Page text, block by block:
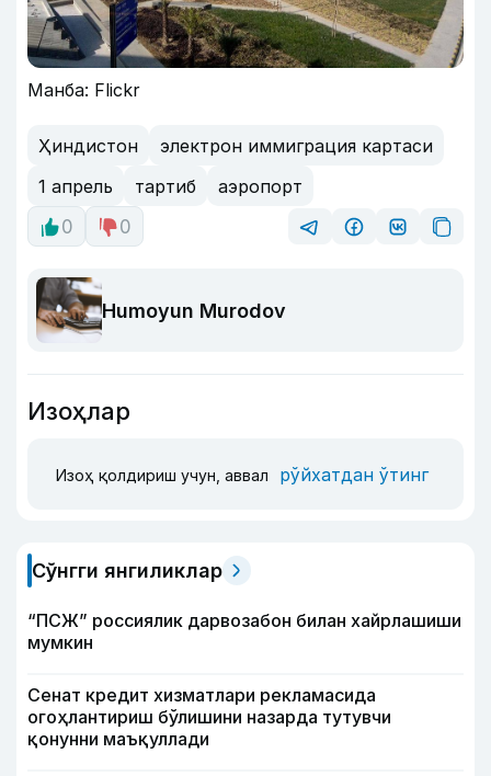
Манба: Flickr
Ҳиндистон
электрон иммиграция картаси
1 апрель
тартиб
аэропорт
0
0
Humoyun Murodov
Изоҳлар
Изоҳ қолдириш учун, аввал рўйхатдан ўтинг
Сўнгги янгиликлар
“ПСЖ” россиялик дарвозабон билан хайрлашиши
мумкин
Сенат кредит хизматлари рекламасида
огоҳлантириш бўлишини назарда тутувчи
қонунни маъқуллади